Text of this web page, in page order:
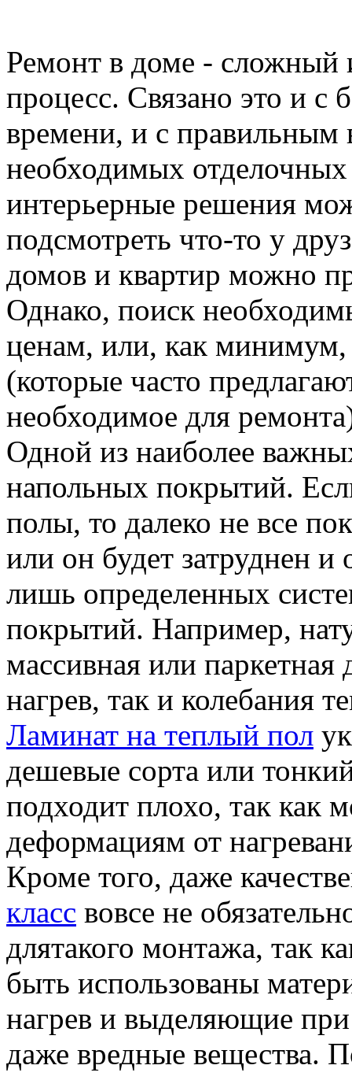
Ремонт в доме - сложный
процесс. Связано это и с
времени, и с
необходимых
интерьерные решения
подсмотреть что-то у
домов и квартир можно
Однако, поиск
ценам, или, как минимум,
(которые часто
необходимое для
Одной из наиболее
напольных покрытий.
полы, то далеко не все
или он будет затруднен и
лишь определенных
покрытий. Например,
массивная или паркетная
нагрев, так и колебания
Ламинат на теплый пол
дешевые сорта или
подходит плохо, так как
деформациям от
Кроме того, даже
класс вовсе не
длятакого монтажа, так
быть использованы
нагрев и выделяющие
даже вредные вещества.